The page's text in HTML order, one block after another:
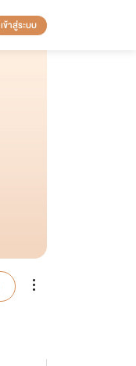
เข้าสู่ระบบ